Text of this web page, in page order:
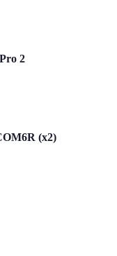
2
(x2)